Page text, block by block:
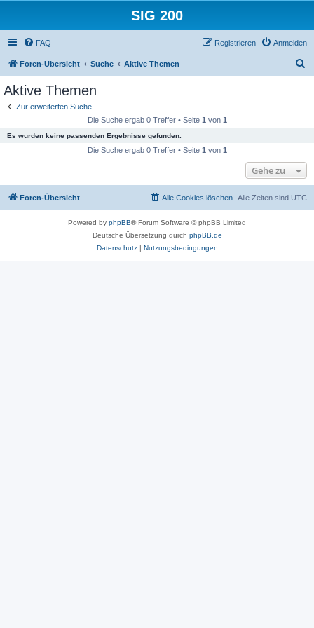
SIG 200
FAQ Anmelden
Registrieren
Foren-Übersicht Suche Aktive Themen
Aktive Themen
Zur erweiterten Suche
Die Suche ergab 0 Treffer • Seite 1 von 1
Es wurden keine passenden Ergebnisse gefunden.
Die Suche ergab 0 Treffer • Seite 1 von 1
Gehe zu
Foren-Übersicht Alle Zeiten sind UTC
Alle Cookies löschen
Powered by phpBB® Forum Software © phpBB Limited
Deutsche Übersetzung durch phpBB.de
Datenschutz| Nutzungsbedingungen